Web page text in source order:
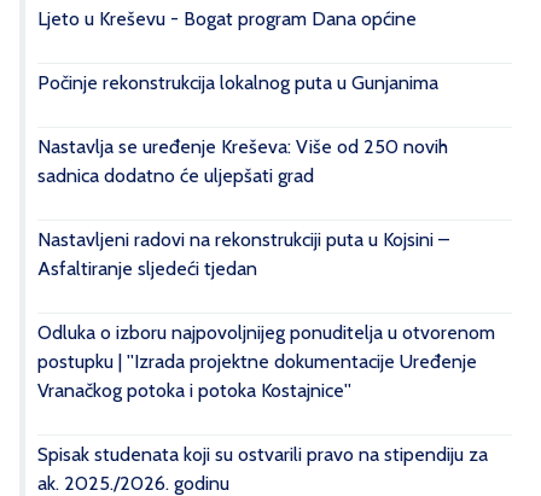
Ljeto u Kreševu - Bogat program Dana općine
Počinje rekonstrukcija lokalnog puta u Gunjanima
Nastavlja se uređenje Kreševa: Više od 250 novih
sadnica dodatno će uljepšati grad
Nastavljeni radovi na rekonstrukciji puta u Kojsini –
Asfaltiranje sljedeći tjedan
Odluka o izboru najpovoljnijeg ponuditelja u otvorenom
postupku | ''Izrada projektne dokumentacije Uređenje
Vranačkog potoka i potoka Kostajnice''
Spisak studenata koji su ostvarili pravo na stipendiju za
ak. 2025./2026. godinu